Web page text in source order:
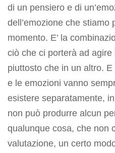
di un pensiero e di
dell’emozione che stiamo
momento. E’ la
ciò che ci porterà ad
piuttosto che in un altro.
e le emozioni vanno
esistere separatamente,
non può produrre alcun
qualunque cosa, che non
valutazione, un certo